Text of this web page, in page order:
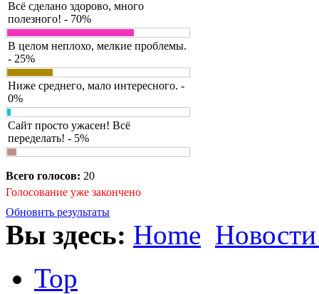
Всё сделано здорово, много
полезного! - 70%
В целом неплохо, мелкие проблемы.
- 25%
Ниже среднего, мало интересного. -
0%
Сайт просто ужасен! Всё
переделать! - 5%
Всего голосов: 20
Голосование уже закончено
Обновить результаты
Вы здесь: Home
Top